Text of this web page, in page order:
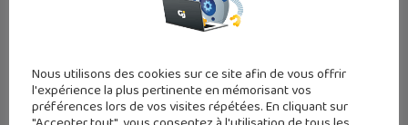
Nous utilisons des cookies sur ce site afin de vous offrir
l'expérience la plus pertinente en mémorisant vos
préférences lors de vos visites répétées. En cliquant sur